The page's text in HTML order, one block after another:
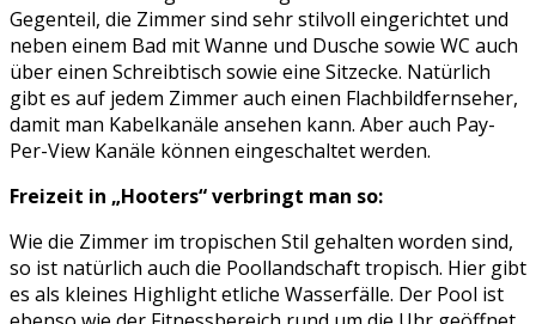
Gegenteil, die Zimmer sind sehr stilvoll eingerichtet und
neben einem Bad mit Wanne und Dusche sowie WC auch
über einen Schreibtisch sowie eine Sitzecke. Natürlich
gibt es auf jedem Zimmer auch einen Flachbildfernseher,
damit man Kabelkanäle ansehen kann. Aber auch Pay-
Per-View Kanäle können eingeschaltet werden.
Freizeit in „Hooters“ verbringt man so:
Wie die Zimmer im tropischen Stil gehalten worden sind,
so ist natürlich auch die Poollandschaft tropisch. Hier gibt
es als kleines Highlight etliche Wasserfälle. Der Pool ist